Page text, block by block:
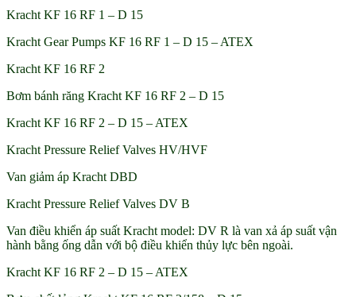
Kracht KF 16 RF 1 – D 15
Kracht Gear Pumps KF 16 RF 1 – D 15 – ATEX
Kracht KF 16 RF 2
Bơm bánh răng Kracht KF 16 RF 2 – D 15
Kracht KF 16 RF 2 – D 15 – ATEX
Kracht Pressure Relief Valves HV/HVF
Van giảm áp Kracht DBD
Kracht Pressure Relief Valves DV B
Van điều khiển áp suất Kracht model: DV R là van xả áp suất vận
hành bằng ống dẫn với bộ điều khiển thủy lực bên ngoài.
Kracht KF 16 RF 2 – D 15 – ATEX